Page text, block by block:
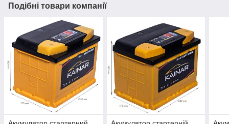
Подібні товари компанії